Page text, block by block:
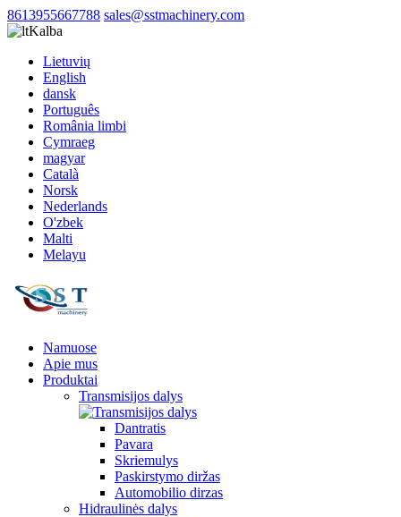
8613955667788 sales@sstmachinery.com
Kalba
Lietuvių
English
dansk
Português
România limbi
Cymraeg
magyar
Català
Norsk
Nederlands
O'zbek
Malti
Melayu
Namuose
Apie mus
Produktai
Transmisijos dalys
Dantratis
Pavara
Skriemulys
Paskirstymo diržas
Automobilio dirzas
Hidraulinės dalys